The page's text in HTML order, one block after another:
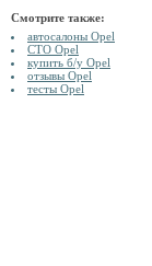
Смотрите также:
автосалоны Opel
СТО Opel
купить б/у Opel
отзывы Opel
тесты Opel